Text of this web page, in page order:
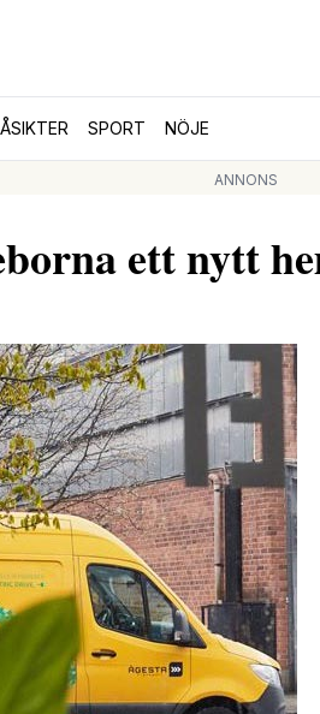
ÅSIKTER SPORT NÖJE
ANNONS
ett nytt